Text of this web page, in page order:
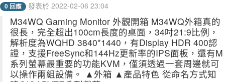
0 回應 發表於 2022-02-06 23:04
M34WQ Gaming Monitor 外觀開箱 M34WQ外箱真的
很長，完全超出100cm長度的桌面，34吋21:9比例，
解析度為WQHD 3840*1440，有Display HDR 400認
證，支援FreeSync和144Hz更新率的IPS面板，還有M
系列螢幕最重要的功能KVM，僅須透過一套周邊就可
以操作兩組設備。 ▲外箱 ▲產品特色 從命名方式知